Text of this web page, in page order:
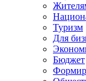
Туризм
Для
Бюджет